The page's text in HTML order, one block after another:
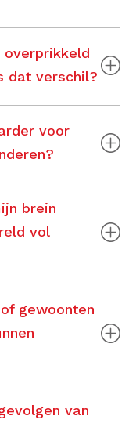
overprikkeld
dat verschil?
voor
brein
vol
gewoonten
van